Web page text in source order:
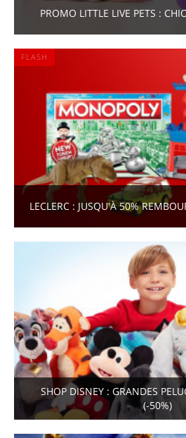
PROMO LITTLE LIVE PETS :
FLASH
LECLERC : JUSQU'À 50%
SHOP DISNEY : GRANDES
(-50%)